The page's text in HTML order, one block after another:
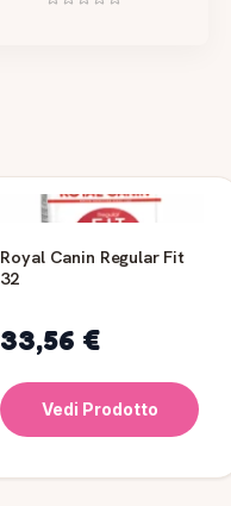
Royal Canin Regular Fit
32
33,56 €
Vedi Prodotto